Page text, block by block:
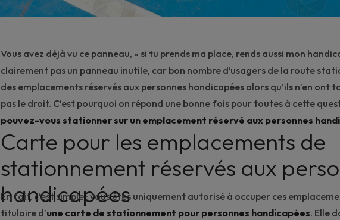
Vous avez déjà vu ce panneau, « si tu prends ma place, rends aussi mon
clairement pas un panneau inutile, car bon nombre d’usagers de la route
des emplacements réservés aux personnes handicapées alors qu’ils n’en ont
pas le droit. C’est pourquoi on répond une bonne fois pour toutes à cette
pouvez-vous stationner sur un emplacement réservé aux personnes
Carte pour les emplacements de
stationnement réservés aux
handicapées
En fait, c’est simple : vous êtes uniquement autorisé à occuper ces
titulaire d’une carte de stationnement pour personnes handicapées. Elle